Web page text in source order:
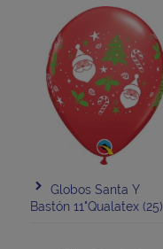
Globos Santa Y
Bastón 11"Qualatex (25)